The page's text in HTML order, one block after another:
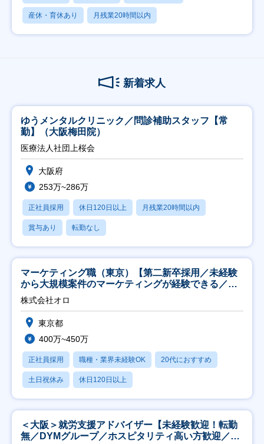
産休・育休あり 月残業20時間以内
新着求人
ゆうメンタルクリニック／問診補助スタッフ【常
勤】（大阪梅田院）
医療法人社団上桜会
大阪府
253万~286万
正社員採用 休日120日以上 月残業20時間以内
賞与あり 転勤なし
マーケティング職（東京）【第二新卒採用／未経験
から大規模案件のマーケティングが経験できる／研
修充実】
株式会社オロ
東京都
400万~450万
正社員採用 職種・業界未経験OK 20代におすすめ
土日祝休み 休日120日以上
＜大阪＞就労支援アドバイザー【未経験歓迎！転勤
無／DYMグループ／ホスピタリティ高い方歓迎／土